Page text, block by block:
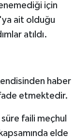
için
ait olduğu
atıldı.
haber
etmektedir.
faili meçhul
elde